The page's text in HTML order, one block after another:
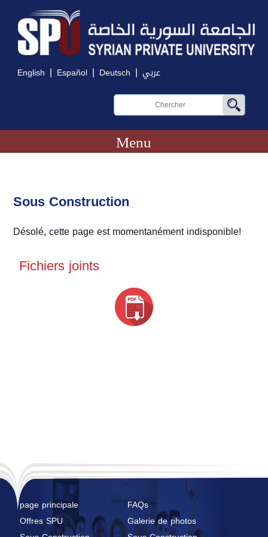
English | Español | Deutsch | عربي
Menu
Sous Construction
Désolé, cette page est momentanément indisponible!
Fichiers joints
page principale
FAQs
Offres SPU
Galerie de photos